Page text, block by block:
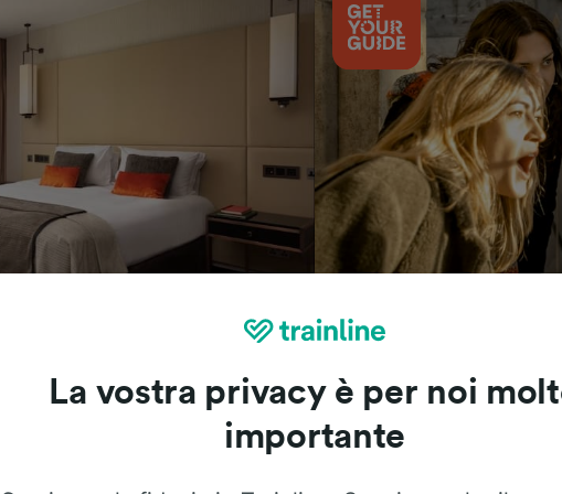
Le recensioni dei nostri viaggiatori
La vostra privacy è per noi
importante